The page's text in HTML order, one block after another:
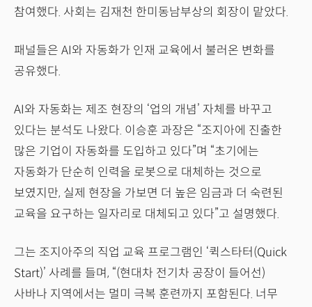
참여했다. 사회는 김재천 한미동남부상의 회장이 맡았다.
패널들은 AI와 자동화가 인재 교육에서 불러온 변화를
공유했다.
AI와 자동화는 제조 현장의 ‘업의 개념’ 자체를 바꾸고
있다는 분석도 나왔다. 이승훈 과장은 “조지아에 진출한
많은 기업이 자동화를 도입하고 있다”며 “초기에는
자동화가 단순히 인력을 로봇으로 대체하는 것으로
보였지만, 실제 현장을 가보면 더 높은 임금과 더 숙련된
교육을 요구하는 일자리로 대체되고 있다”고 설명했다.
그는 조지아주의 직업 교육 프로그램인 ‘퀵스타터(Quick
Start)’ 사례를 들며, “(현대차 전기차 공장이 들어선)
사바나 지역에서는 멀미 극복 훈련까지 포함된다. 너무